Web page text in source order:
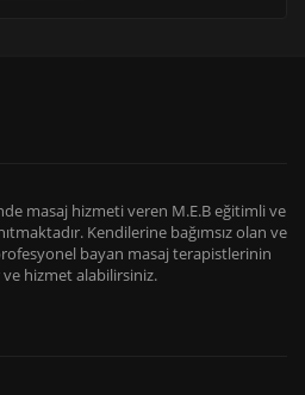
masaj hizmeti veren M.E.B eğitimli ve
Kendilerine bağımsız olan ve
bayan masaj terapistlerinin
hizmet alabilirsiniz.